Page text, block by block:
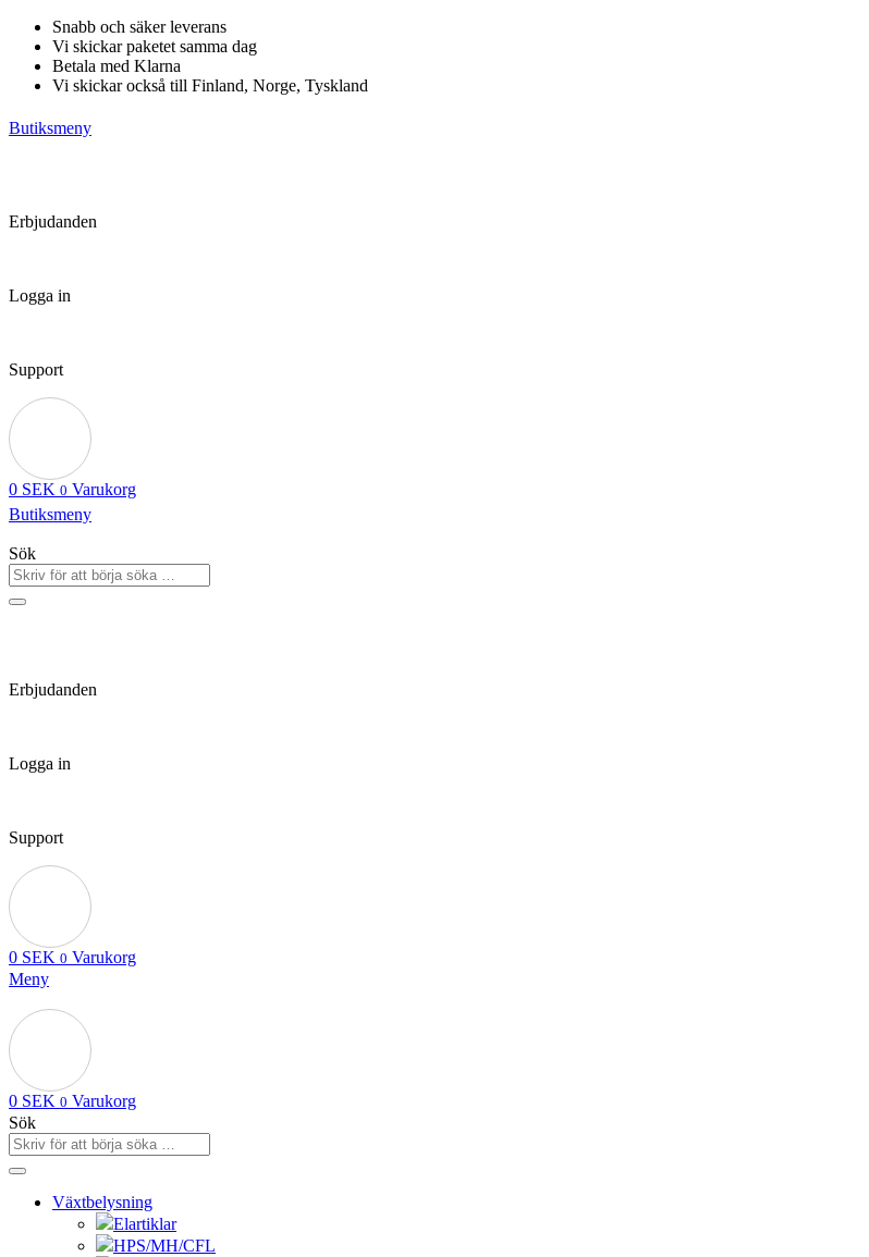
Hoppa
innehåll
Snabb och säker leverans
Vi skickar paketet samma dag
Betala med Klarna
Vi skickar också till Finland, Norge, Tyskland
Butiksmeny
Erbjudanden
Logga in
Support
0 SEK 0 Varukorg
Butiksmeny
Sök
Erbjudanden
Logga in
Support
0 SEK 0 Varukorg
Meny
0 SEK 0 Varukorg
Sök
Växtbelysning
Elartiklar
HPS/MH/CFL